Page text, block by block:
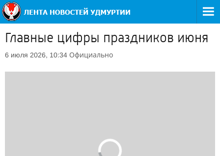
Главные цифры праздников июня
6 июля 2026, 10:34 Официально